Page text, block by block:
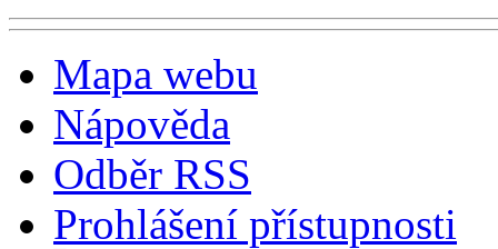
Mapa webu
Nápověda
Odběr RSS
Prohlášení přístupnosti